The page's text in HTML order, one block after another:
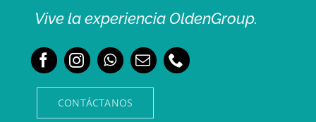
Vive la experiencia OldenGroup.
CONTÁCTANOS